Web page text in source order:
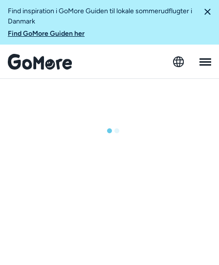
Find inspiration i GoMore Guiden til lokale sommerudflugter i
Danmark
Find GoMore Guiden her